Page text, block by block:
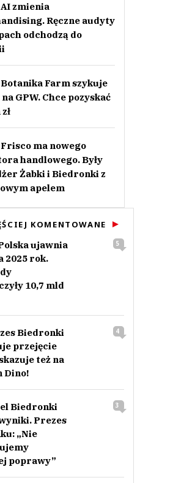
AI zmienia
Ręczne audyty
odchodzą do
Botanika Farm szykuje
GPW. Chce pozyskać
Frisco ma nowego
handlowego. Były
Żabki i Biedronki z
apelem
KOMENTOWANE
ujawnia
2025 rok.
10,7 mld
5
Biedronki
przejęcie
też na
Dino!
4
Biedronki
Prezes
„Nie
poprawy”
3